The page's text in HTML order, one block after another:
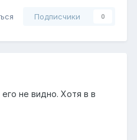
Подписчики 0
не видно. Хотя в в